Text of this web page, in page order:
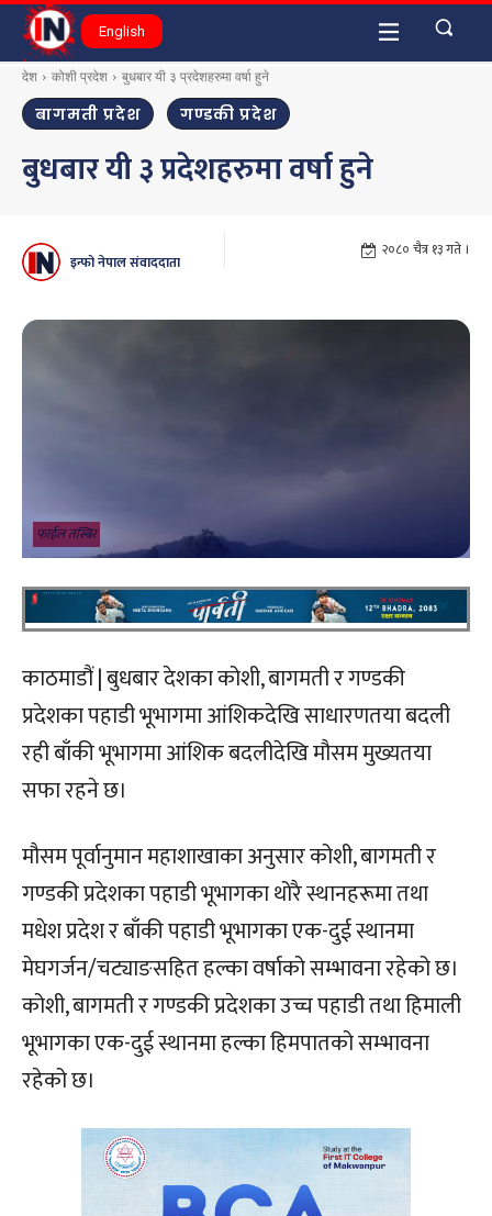
English
देश कोशी प्रदेश बुधबार यी ३ प्रदेशहरुमा वर्षा हुने
बागमती प्रदेश गण्डकी प्रदेश
बुधबार यी ३ प्रदेशहरुमा वर्षा हुने
इन्फो नेपाल संवाददाता
२०८० चैत्र १३ गते ।
फाईल तस्बिर
काठमाडौं | बुधबार देशका कोशी, बागमती र गण्डकी
प्रदेशका पहाडी भूभागमा आंशिकदेखि साधारणतया बदली
रही बाँकी भूभागमा आंशिक बदलीदेखि मौसम मुख्यतया
सफा रहने छ।
मौसम पूर्वानुमान महाशाखाका अनुसार कोशी, बागमती र
गण्डकी प्रदेशका पहाडी भूभागका थोरै स्थानहरूमा तथा
मधेश प्रदेश र बाँकी पहाडी भूभागका एक-दुई स्थानमा
मेघगर्जन/चट्याङसहित हल्का वर्षाको सम्भावना रहेको छ।
कोशी, बागमती र गण्डकी प्रदेशका उच्च पहाडी तथा हिमाली
भूभागका एक-दुई स्थानमा हल्का हिमपातको सम्भावना
रहेको छ।